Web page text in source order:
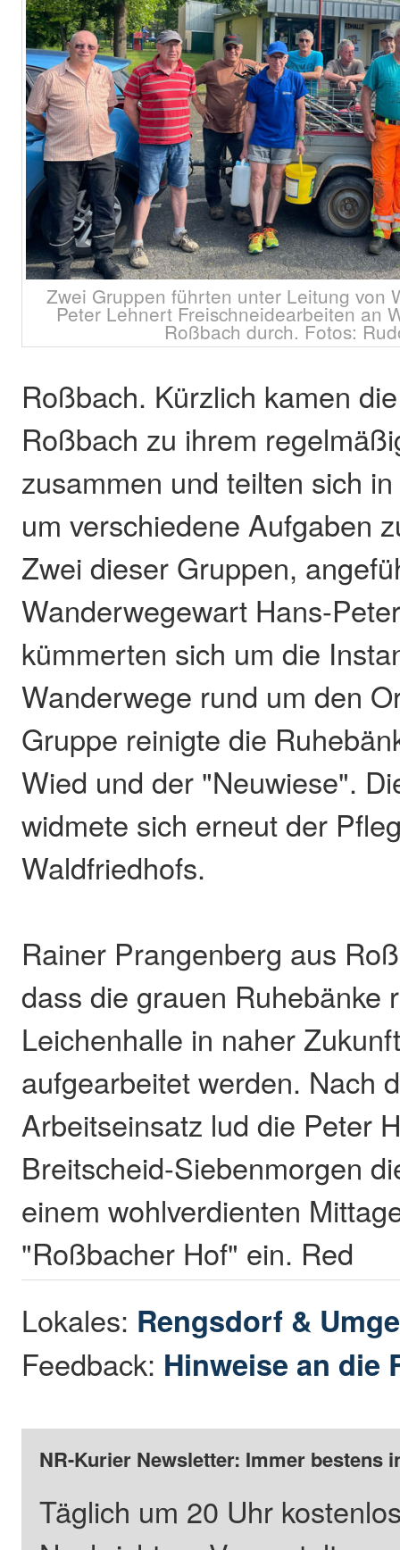
Zwei Gruppen führten unter Leitung von
Peter Lehnert Freischneidearbeiten an
Roßbach durch. Fotos:
Roßbach. Kürzlich kamen
Roßbach zu ihrem
zusammen und teilten sich
um verschiedene Aufgaben
Zwei dieser Gruppen,
Wanderwegewart Hans-
kümmerten sich um die
Wanderwege rund um den
Gruppe reinigte die
Wied und der "Neuwiese".
widmete sich erneut der
Waldfriedhofs.
Rainer Prangenberg aus
dass die grauen Ruhebänke
Leichenhalle in naher
aufgearbeitet werden. Nach
Arbeitseinsatz lud die Peter
Breitscheid-Siebenmorgen
einem wohlverdienten
"Roßbacher Hof" ein. Red
Lokales: Rengsdorf &
Feedback: Hinweise an die
NR-Kurier Newsletter: Immer bestens
Täglich um 20 Uhr